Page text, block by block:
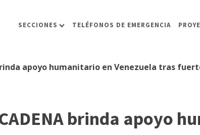
SECCIONES TELÉFONOS DE EMERGENCIA
apoyo humanitario en Venezuela tras
brinda apoyo